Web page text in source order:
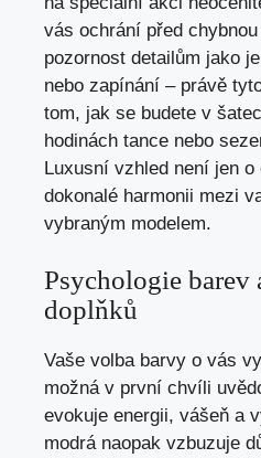
vás ochrání před
pozornost detailům jako
nebo zapínání – právě
tom, jak se budete v
hodinách tance nebo
Luxusní vzhled není jen o
dokonalé harmonii mezi
vybraným modelem.
Psychologie barev
doplňků
Vaše volba barvy o vás
možná v první chvíli
evokuje energii, vášeň a
modrá naopak vzbuzuje